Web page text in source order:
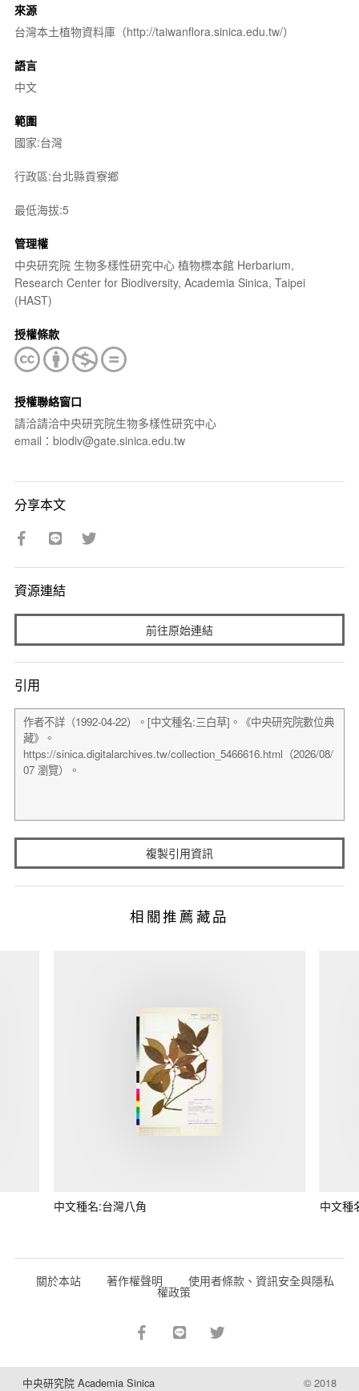
來源
台灣本土植物資料庫（http://taiwanflora.sinica.edu.tw/）
語言
中文
範圍
國家:台灣
行政區:台北縣貢寮鄉
最低海拔:5
管理權
中央研究院 生物多樣性研究中心 植物標本館 Herbarium,
Research Center for Biodiversity, Academia Sinica, Taipei
(HAST)
授權條款
授權聯絡窗口
請洽請洽中央研究院生物多樣性研究中心
email：biodiv@gate.sinica.edu.tw
分享本文
資源連結
前往原始連結
引用
複製引用資訊
相關推薦藏品
中文種名:台灣八角 中文種
關於本站 著作權聲明 使用者條款、資訊安全與隱私
權政策
中央研究院 Academia Sinica © 2018